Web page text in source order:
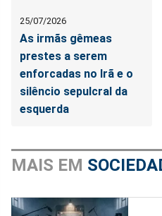
25/07/2026
As irmãs gêmeas
prestes a serem
enforcadas no Irã e o
silêncio sepulcral da
esquerda
MAIS EM